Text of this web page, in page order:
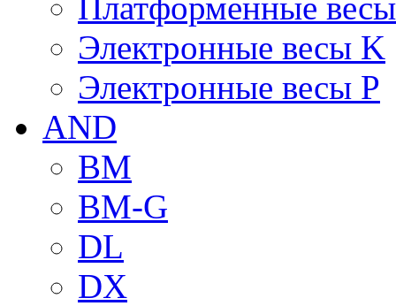
Электронные весы K
Электронные весы P
AND
BM
BM-G
DL
DX